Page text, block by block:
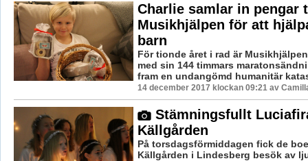
Charlie samlar in pengar
Musikhjälpen för att
barn
För tionde året i rad är
med sin 144 timmars
fram en undangömd humanitär
14 december 2017 klockan 09:21 av
Stämningsfullt
Källgården
På torsdagsförmiddagen fick de
Källgården i Lindesberg besök av